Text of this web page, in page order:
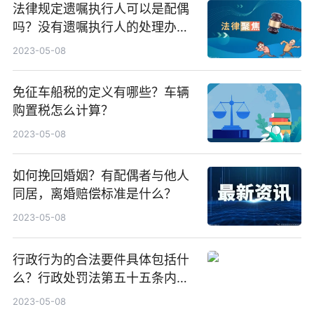
法律规定遗嘱执行人可以是配偶
吗？没有遗嘱执行人的处理办法
是什么？
2023-05-08
免征车船税的定义有哪些？车辆
购置税怎么计算？
2023-05-08
如何挽回婚姻？有配偶者与他人
同居，离婚赔偿标准是什么？
2023-05-08
行政行为的合法要件具体包括什
么？行政处罚法第五十五条内容
是什么？
2023-05-08